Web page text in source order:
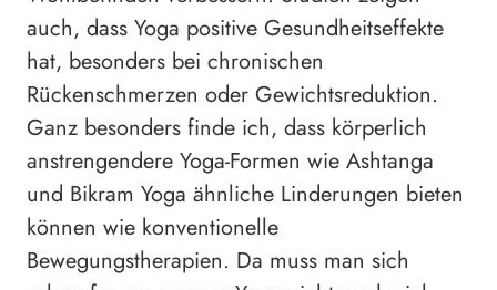
auch, dass Yoga positive Gesundheitseffekte
hat, besonders bei chronischen
Rückenschmerzen oder Gewichtsreduktion.
Ganz besonders finde ich, dass körperlich
anstrengendere Yoga-Formen wie Ashtanga
und Bikram Yoga ähnliche Linderungen bieten
können wie konventionelle
Bewegungstherapien. Da muss man sich